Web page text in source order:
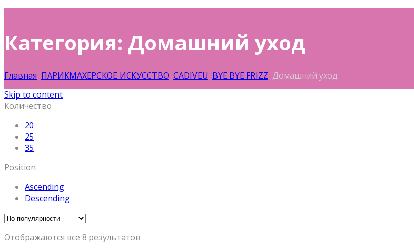
Категория: Домашний уход
Главная ПАРИКМАХЕРСКОЕ ИСКУССТВО CADIVEU BYE BYE FRIZZ Домашний уход
Skip to content
Количество
20
25
35
Position
Ascending
Descending
Отображаются все 8 результатов